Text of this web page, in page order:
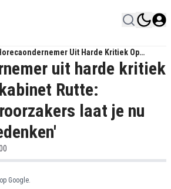
Uit Harde Kritiek Op
Rutte:
Laat Je Nu Oplossing
uit harde kritiek
Rutte:
laat je nu
Google.